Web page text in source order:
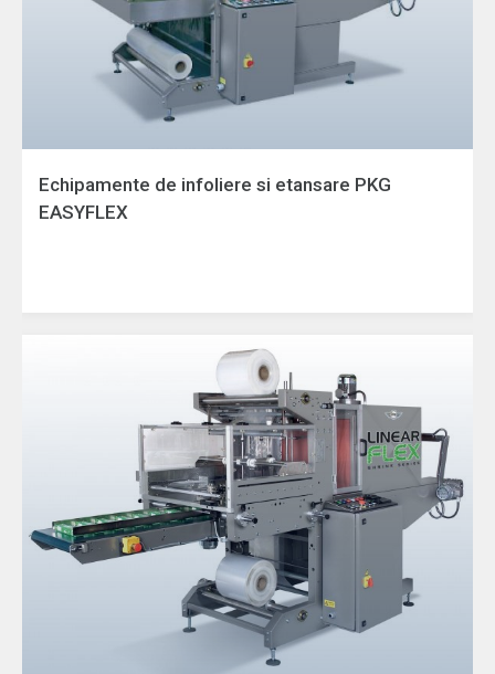
Echipamente de infoliere si etansare PKG
EASYFLEX